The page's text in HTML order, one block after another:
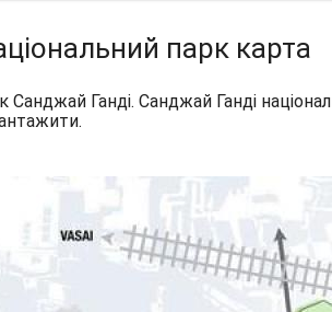
парк карта
Санджай Ганді. Санджай Ганді